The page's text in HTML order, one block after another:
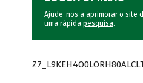
Ajude-nos a aprimorar o site
uma rápida pesquisa.